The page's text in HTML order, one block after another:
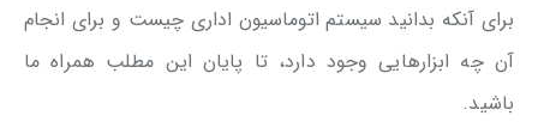
برای آنکه بدانید سیستم اتوماسیون اداری چیست و برای انجام
آن چه ابزارهایی وجود دارد، تا پایان این مطلب همراه ما
باشید.